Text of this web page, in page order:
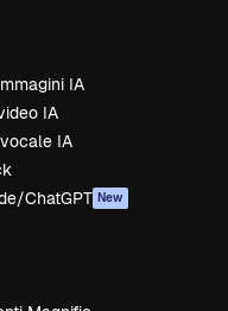
IA
IA
IA
ChatGPT New